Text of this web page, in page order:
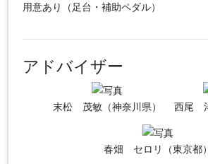
用意あり（足台・補助ペダル）
アドバイザー
末松 茂敏（神奈川県） 西尾
春畑 セロリ（東京都）